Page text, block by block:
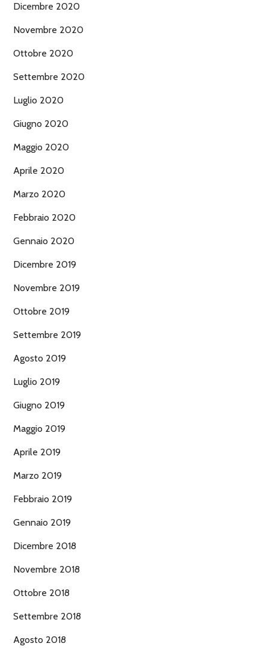
Dicembre 2020
Novembre 2020
Ottobre 2020
Settembre 2020
Luglio 2020
Giugno 2020
Maggio 2020
Aprile 2020
Marzo 2020
Febbraio 2020
Gennaio 2020
Dicembre 2019
Novembre 2019
Ottobre 2019
Settembre 2019
Agosto 2019
Luglio 2019
Giugno 2019
Maggio 2019
Aprile 2019
Marzo 2019
Febbraio 2019
Gennaio 2019
Dicembre 2018
Novembre 2018
Ottobre 2018
Settembre 2018
Agosto 2018